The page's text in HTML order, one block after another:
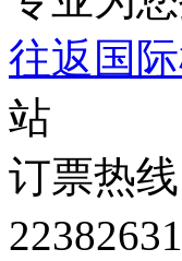
往返国
站
订票热